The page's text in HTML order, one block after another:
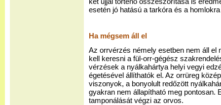
esetén jó hatású a tarkóra és a
Ha mégsem áll el
Az orrvérzés némely esetben nem áll el
kell keresni a fül-orr-gégész
vérzések a nyálkahártya helyi vegyi
égetésével állíthatók el. Az orrüreg
viszonyok, a bonyolult redőzött
gyakran nem állapítható meg pontosan.
tamponálását végzi az orvos.